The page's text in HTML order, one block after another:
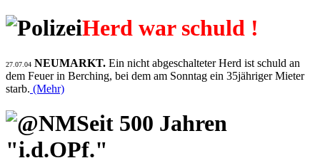
Herd war schuld !
27.07.04 NEUMARKT. Ein nicht abgeschalteter Herd ist schuld an
dem Feuer in Berching, bei dem am Sonntag ein 35jähriger Mieter
starb. (Mehr)
Seit 500 Jahren
"i.d.OPf."